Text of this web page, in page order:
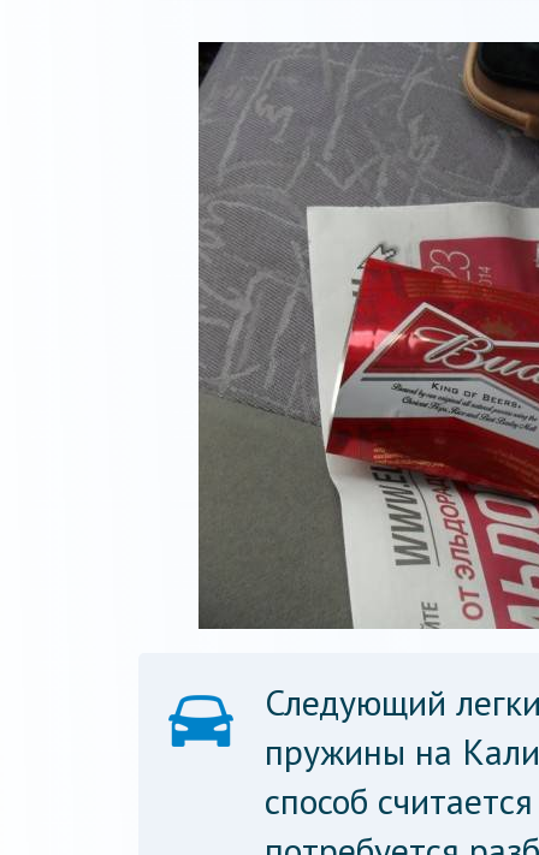
Следующий
пружины на
способ